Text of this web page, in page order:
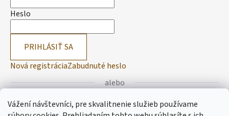
Vážení návštevníci, pre skvalitnenie služieb používame
Heslo
PRIHLÁSIŤ SA
Nová registráciaZabudnuté heslo
alebo
Prihlásiť sa cez Facebook